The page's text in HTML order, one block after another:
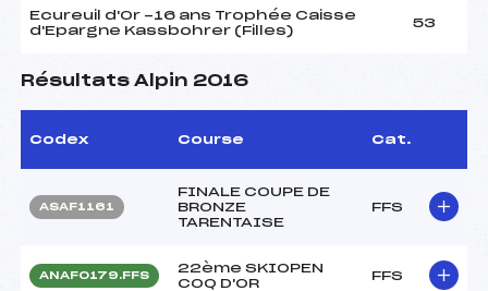
Ecureuil d'Or -16 ans Trophée Caisse
d'Epargne Kassbohrer (Filles)
53
Résultats Alpin 2016
Codex Course Cat.
ASAF1161
FINALE COUPE DE
BRONZE
TARENTAISE
FFS
ANAF0179.FFS
22ème SKIOPEN
COQ D'OR
FFS